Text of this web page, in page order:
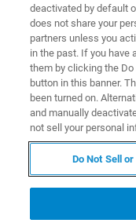
Ihre
profitieren.
18. - 22. August
Bruker
deactivated by default
does not share your
partners unless you
in the past. If you have
them by clicking the
button in this banner.
been turned on.
and manually
not sell your personal
Do Not Sell